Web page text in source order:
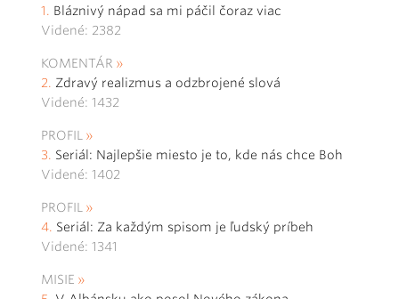
Bláznivý nápad sa mi páčil čoraz viac
Videné: 2382
KOMENTÁR
Zdravý realizmus a odzbrojené slová
Videné: 1432
PROFIL
Seriál: Najlepšie miesto je to, kde nás chce Boh
Videné: 1402
PROFIL
Seriál: Za každým spisom je ľudský príbeh
Videné: 1341
MISIE